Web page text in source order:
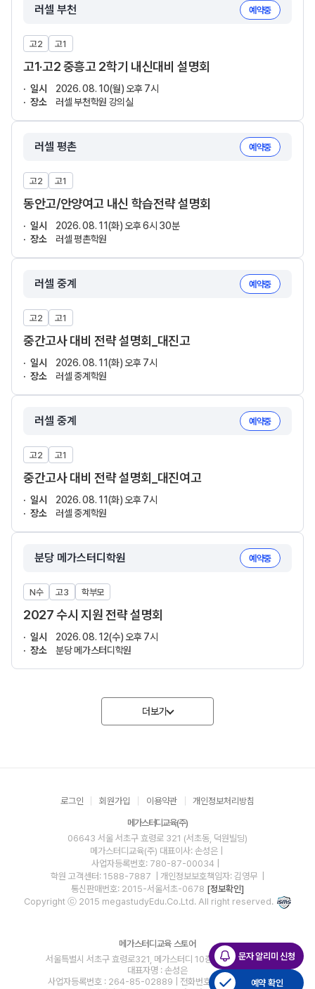
러셀 부천 예약중
고2 고1
고1·고2 중흥고 2학기 내신대비 설명회
일시
2026. 08. 10(월) 오후 7시
장소
러셀 부천학원 강의실
러셀 평촌 예약중
고2 고1
동안고/안양여고 내신 학습전략 설명회
일시
2026. 08. 11(화) 오후 6시 30분
장소
러셀 평촌학원
러셀 중계 예약중
고2 고1
중간고사 대비 전략 설명회_대진고
일시
2026. 08. 11(화) 오후 7시
장소
러셀 중계학원
러셀 중계 예약중
고2 고1
중간고사 대비 전략 설명회_대진여고
일시
2026. 08. 11(화) 오후 7시
장소
러셀 중계학원
분당 메가스터디학원 예약중
N수 고3 학부모
2027 수시 지원 전략 설명회
일시
2026. 08. 12(수) 오후 7시
장소
분당 메가스터디학원
더보기
문자 알리미 신청
예약 확인
로그인 회원가입 이용약관 개인정보처리방침
메가스터디교육(주)
06643 서울 서초구 효령로 321 (서초동, 덕원빌딩)
메가스터디교육(주) 대표이사: 손성은 |
사업자등록번호: 780-87-00034
학원 고객센터: 1588-7887
| 개인정보보호책임자: 김영무
통신판매번호: 2015-서울서초-0678 [정보확인]
Copyright ⓒ 2015 megastudyEdu.Co.Ltd. All right reserved.
메가스터디교육 스토어
서울특별시 서초구 효령로321, 메가스터디 10층 10-1호(서초동)
대표자명 : 손성은
사업자등록번호 : 264-85-02889 | 전화번호 : 1599-1010 |